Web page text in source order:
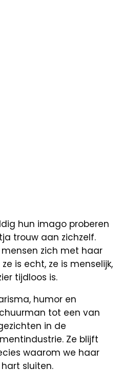
hun imago proberen
trouw aan zichzelf.
zich met haar
is echt, ze is menselijk,
tijdloos is.
humor en
tot een van
in de
Ze blijft
waarom we haar
sluiten.